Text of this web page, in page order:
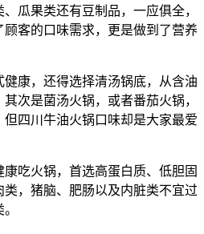
瓜果类还有豆制品，一应俱全，
客的口味需求，更是做到了营养
康，还得选择清汤锅底，从含油
次是菌汤火锅，或者番茄火锅，
四川牛油火锅口味却是大家最爱
吃火锅，首选高蛋白质、低胆固
，猪脑、肥肠以及内脏类不宜过